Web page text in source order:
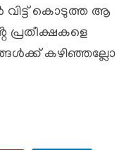
വിട്ട് കൊടുത്ത ആ
പ്രതീക്ഷകളെ
കഴിഞ്ഞല്ലോ